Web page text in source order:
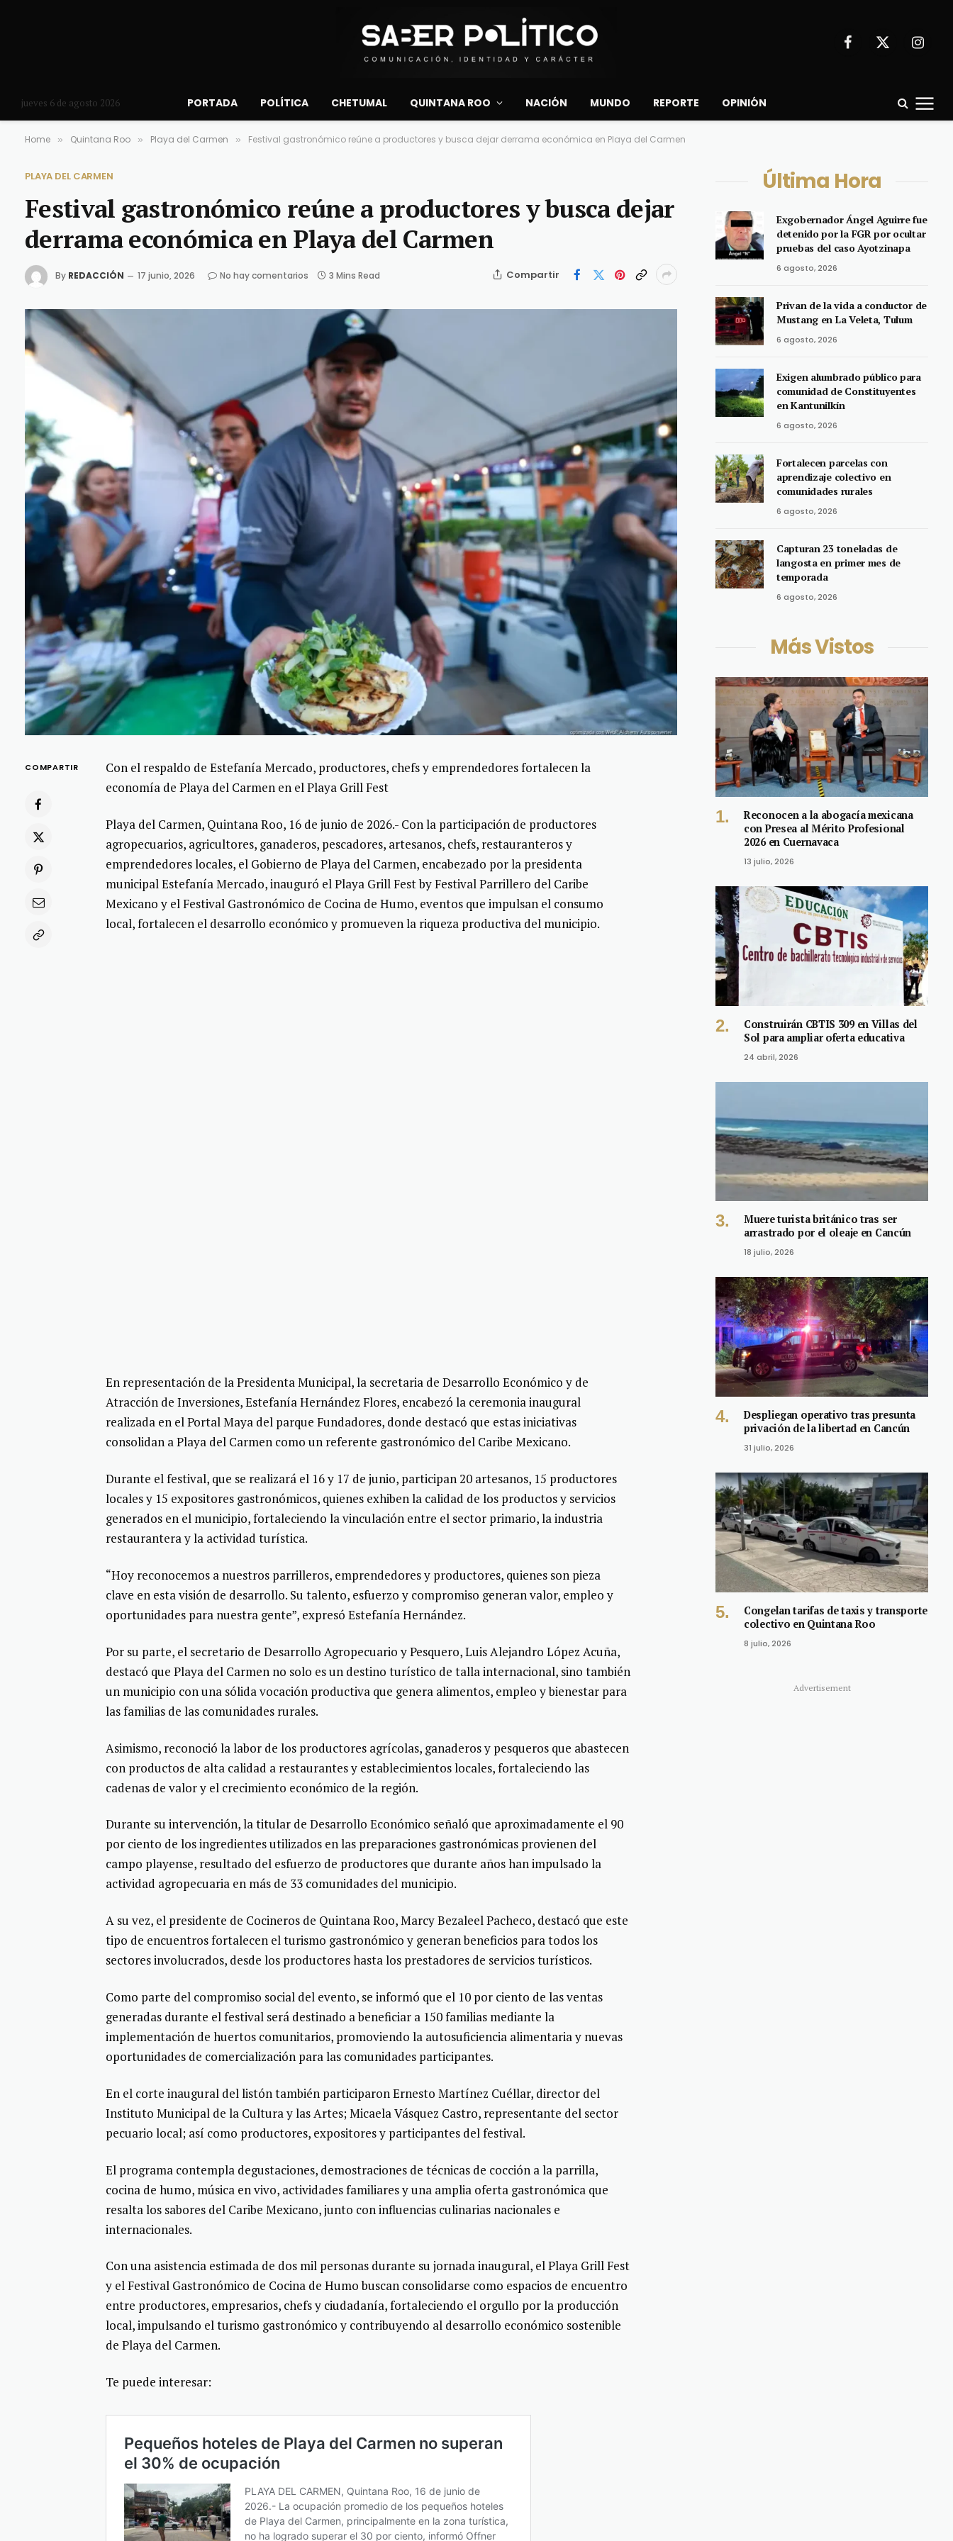
Facebook
X
jueves 6 de agosto 2026 PORTADA POLÍTICA CHETUMAL QUINTANA ROO NACIÓN MUNDO REPORTE OPINIÓN
Home » Quintana Roo » Playa del Carmen » Festival gastronómico reúne a productores y busca dejar derrama económica en Playa del Carmen
PLAYA DEL CARMEN
Festival gastronómico reúne a productores y busca dejar
derrama económica en Playa del Carmen
By REDACCIÓN 17 junio, 2026 No hay comentarios 3 Mins Read Compartir
COMPARTIR
Con el respaldo de Estefanía Mercado, productores, chefs y emprendedores fortalecen la
economía de Playa del Carmen en el Playa Grill Fest
Playa del Carmen, Quintana Roo, 16 de junio de 2026.- Con la participación de productores
agropecuarios, agricultores, ganaderos, pescadores, artesanos, chefs, restauranteros y
emprendedores locales, el Gobierno de Playa del Carmen, encabezado por la presidenta
municipal Estefanía Mercado, inauguró el Playa Grill Fest by Festival Parrillero del Caribe
Mexicano y el Festival Gastronómico de Cocina de Humo, eventos que impulsan el consumo
local, fortalecen el desarrollo económico y promueven la riqueza productiva del municipio.
En representación de la Presidenta Municipal, la secretaria de Desarrollo Económico y de
Atracción de Inversiones, Estefanía Hernández Flores, encabezó la ceremonia inaugural
realizada en el Portal Maya del parque Fundadores, donde destacó que estas iniciativas
consolidan a Playa del Carmen como un referente gastronómico del Caribe Mexicano.
Durante el festival, que se realizará el 16 y 17 de junio, participan 20 artesanos, 15 productores
locales y 15 expositores gastronómicos, quienes exhiben la calidad de los productos y servicios
generados en el municipio, fortaleciendo la vinculación entre el sector primario, la industria
restaurantera y la actividad turística.
“Hoy reconocemos a nuestros parrilleros, emprendedores y productores, quienes son pieza
clave en esta visión de desarrollo. Su talento, esfuerzo y compromiso generan valor, empleo y
oportunidades para nuestra gente”, expresó Estefanía Hernández.
Por su parte, el secretario de Desarrollo Agropecuario y Pesquero, Luis Alejandro López Acuña,
destacó que Playa del Carmen no solo es un destino turístico de talla internacional, sino también
un municipio con una sólida vocación productiva que genera alimentos, empleo y bienestar para
las familias de las comunidades rurales.
Asimismo, reconoció la labor de los productores agrícolas, ganaderos y pesqueros que abastecen
con productos de alta calidad a restaurantes y establecimientos locales, fortaleciendo las
cadenas de valor y el crecimiento económico de la región.
Durante su intervención, la titular de Desarrollo Económico señaló que aproximadamente el 90
por ciento de los ingredientes utilizados en las preparaciones gastronómicas provienen del
campo playense, resultado del esfuerzo de productores que durante años han impulsado la
actividad agropecuaria en más de 33 comunidades del municipio.
A su vez, el presidente de Cocineros de Quintana Roo, Marcy Bezaleel Pacheco, destacó que este
tipo de encuentros fortalecen el turismo gastronómico y generan beneficios para todos los
sectores involucrados, desde los productores hasta los prestadores de servicios turísticos.
Como parte del compromiso social del evento, se informó que el 10 por ciento de las ventas
generadas durante el festival será destinado a beneficiar a 150 familias mediante la
implementación de huertos comunitarios, promoviendo la autosuficiencia alimentaria y nuevas
oportunidades de comercialización para las comunidades participantes.
En el corte inaugural del listón también participaron Ernesto Martínez Cuéllar, director del
Instituto Municipal de la Cultura y las Artes; Micaela Vásquez Castro, representante del sector
pecuario local; así como productores, expositores y participantes del festival.
El programa contempla degustaciones, demostraciones de técnicas de cocción a la parrilla,
cocina de humo, música en vivo, actividades familiares y una amplia oferta gastronómica que
resalta los sabores del Caribe Mexicano, junto con influencias culinarias nacionales e
internacionales.
Con una asistencia estimada de dos mil personas durante su jornada inaugural, el Playa Grill Fest
y el Festival Gastronómico de Cocina de Humo buscan consolidarse como espacios de encuentro
entre productores, empresarios, chefs y ciudadanía, fortaleciendo el orgullo por la producción
local, impulsando el turismo gastronómico y contribuyendo al desarrollo económico sostenible
de Playa del Carmen.
Te puede interesar:
Última Hora
Exgobernador Ángel Aguirre fue
detenido por la FGR por ocultar
pruebas del caso Ayotzinapa
6 agosto, 2026
Privan de la vida a conductor de
Mustang en La Veleta, Tulum
6 agosto, 2026
Exigen alumbrado público para
comunidad de Constituyentes
en Kantunilkín
6 agosto, 2026
Fortalecen parcelas con
aprendizaje colectivo en
comunidades rurales
6 agosto, 2026
Capturan 23 toneladas de
langosta en primer mes de
temporada
6 agosto, 2026
Más Vistos
Reconocen a la abogacía mexicana
con Presea al Mérito Profesional
2026 en Cuernavaca
13 julio, 2026
Construirán CBTIS 309 en Villas del
Sol para ampliar oferta educativa
24 abril, 2026
Muere turista británico tras ser
arrastrado por el oleaje en Cancún
18 julio, 2026
Despliegan operativo tras presunta
privación de la libertad en Cancún
31 julio, 2026
Congelan tarifas de taxis y transporte
colectivo en Quintana Roo
8 julio, 2026
Advertisement